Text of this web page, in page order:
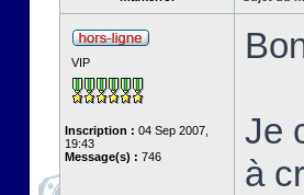
VIP
Inscription : 04 Sep 2007,
19:43
Message(s) : 746
Je
à